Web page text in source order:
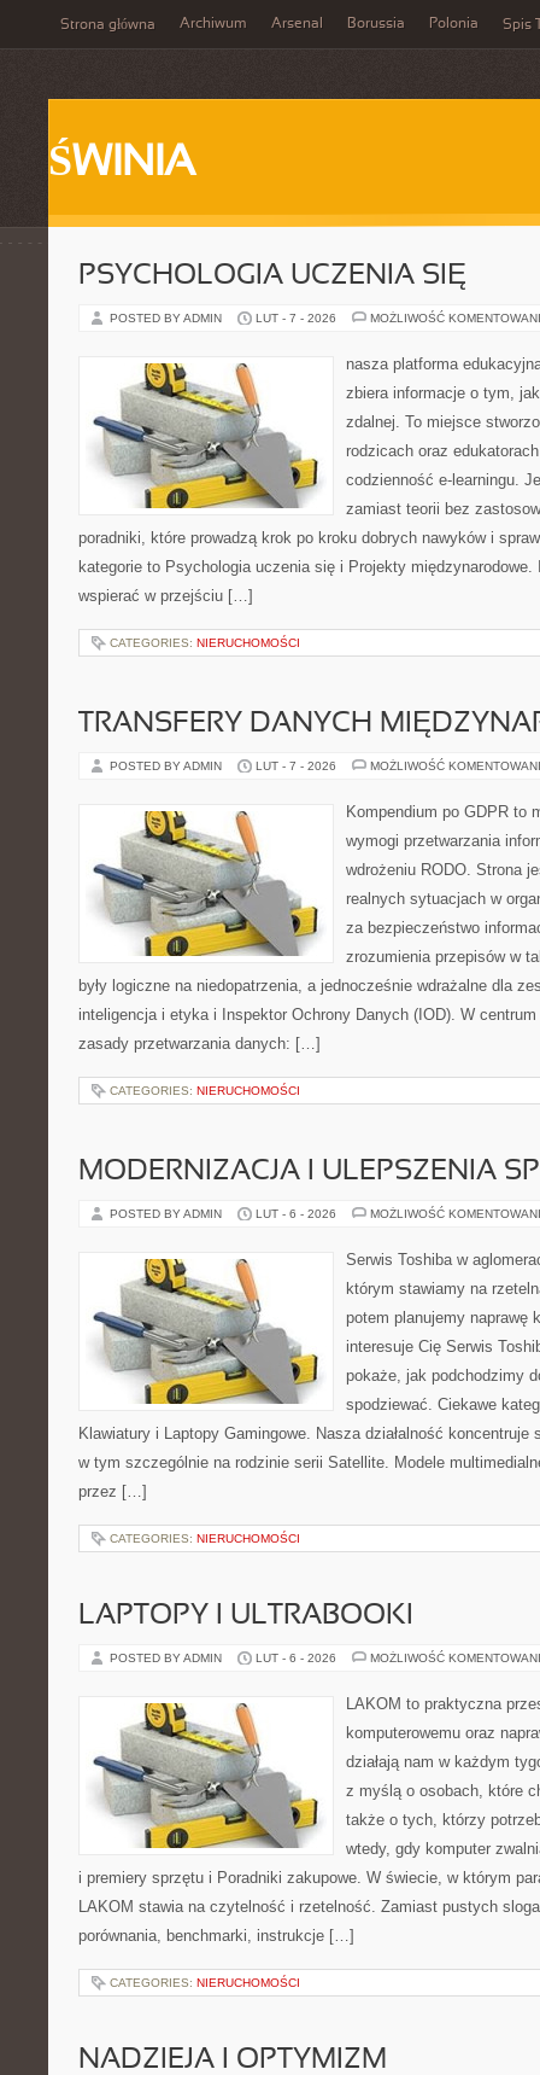
Strona główna Archiwum Arsenal Borussia Polonia Spis
ŚWINIA
PSYCHOLOGIA UCZENIA SIĘ
POSTED BY ADMIN LUT - 7 - 2026 MOŻLIWOŚĆ
nasza platforma
zbiera informacje o tym,
zdalnej. To miejsce
rodzicach oraz
codzienność e-learningu.
zamiast teorii bez
poradniki, które prowadzą krok po kroku dobrych nawyków i
kategorie to Psychologia uczenia się i Projekty
wspierać w przejściu […]
CATEGORIES: NIERUCHOMOŚCI
TRANSFERY DANYCH
POSTED BY ADMIN LUT - 7 - 2026 MOŻLIWOŚĆ
Kompendium po GDPR to
wymogi przetwarzania
wdrożeniu RODO. Strona
realnych sytuacjach w
za bezpieczeństwo
zrozumienia przepisów w
były logiczne na niedopatrzenia, a jednocześnie wdrażalne dla
inteligencja i etyka i Inspektor Ochrony Danych (IOD). W
zasady przetwarzania danych: […]
CATEGORIES: NIERUCHOMOŚCI
MODERNIZACJA I ULEPSZENIA
POSTED BY ADMIN LUT - 6 - 2026 MOŻLIWOŚĆ
Serwis Toshiba w
którym stawiamy na
potem planujemy naprawę
interesuje Cię Serwis
pokaże, jak podchodzimy
spodziewać. Ciekawe
Klawiatury i Laptopy Gamingowe. Nasza działalność koncentruje
w tym szczególnie na rodzinie serii Satellite. Modele
przez […]
CATEGORIES: NIERUCHOMOŚCI
LAPTOPY I ULTRABOOKI
POSTED BY ADMIN LUT - 6 - 2026 MOŻLIWOŚĆ
LAKOM to praktyczna
komputerowemu oraz
działają nam w każdym
z myślą o osobach, które
także o tych, którzy
wtedy, gdy komputer
i premiery sprzętu i Poradniki zakupowe. W świecie, w którym
LAKOM stawia na czytelność i rzetelność. Zamiast pustych
porównania, benchmarki, instrukcje […]
CATEGORIES: NIERUCHOMOŚCI
NADZIEJA I OPTYMIZM